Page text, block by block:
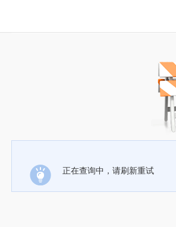
正在查询中，请刷新重试